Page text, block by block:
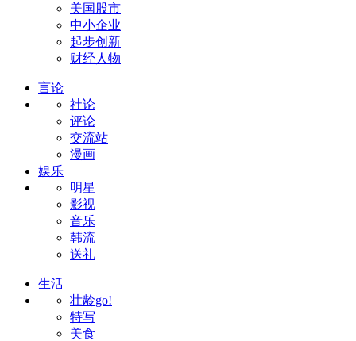
美国股市
中小企业
起步创新
财经人物
言论
社论
评论
交流站
漫画
娱乐
明星
影视
音乐
韩流
送礼
生活
壮龄go!
特写
美食